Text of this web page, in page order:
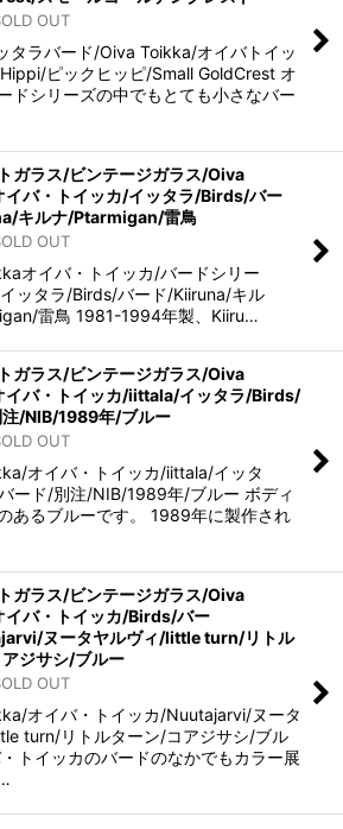
OUT
タラバード/Oiva Toikka/オイバトイッ
ピックヒッピ/Small GoldCrest オ
ドシリーズの中でもとても小さなバー
ガラス/ビンテージガラス/Oiva
バ・トイッカ/イッタラ/Birds/バー
キルナ/Ptarmigan/雷鳥
OUT
オイバ・トイッカ/バードシリー
ッタラ/Birds/バード/Kiiruna/キル
雷鳥 1981-1994年製、Kiiru…
ガラス/ビンテージガラス/Oiva
バ・トイッカ/iittala/イッタラ/Birds/
/NIB/1989年/ブルー
OUT
オイバ・トイッカ/iittala/イッタ
ード/別注/NIB/1989年/ブルー ボディ
あるブルーです。 1989年に製作され
ガラス/ビンテージガラス/Oiva
バ・トイッカ/Birds/バー
ヌータヤルヴィ/little turn/リトル
ジサシ/ブルー
OUT
オイバ・トイッカ/Nuutajarvi/ヌータ
turn/リトルターン/コアジサシ/ブル
トイッカのバードのなかでもカラー展